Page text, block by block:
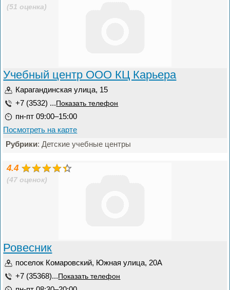
(51 оценка)
Учебный центр ООО КЦ Карьера
Карагандинская улица, 15
+7 (3532) ... Показать телефон
пн-пт 09:00–15:00
Посмотреть на карте
Рубрики: Детские учебные центры
4.4
(47 оценок)
Ровесник
поселок Комаровский, Южная улица, 20А
+7 (35368)... Показать телефон